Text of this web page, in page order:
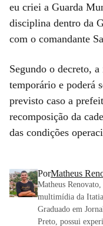
eu criei a Guarda
disciplina dentro da
com o comandante
Segundo o decreto,
temporário e poderá
previsto caso a
recomposição da
das condições
PorMatheus
Matheus
multimídia da
Graduado em
Preto, possui